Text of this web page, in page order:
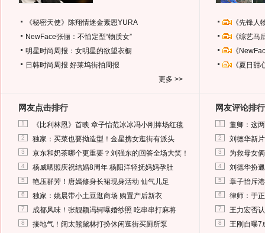
《秘密天使》陈翔情迷金素恩YURA
NewFace张俪：不怕定型“物质女”
明星时尚周报：女明星的欲望衣橱
日韩时尚周报 好莱坞街拍周报
更多 >>
《先锋
《综艺
《
《夏日
网友点击排行
1 《比利林恩》首映 章子怡范冰冰冯小刚捧场红毯
2 独家：买菜也要拗造型！金星携女逛街有派头
3 京东和奶茶哪个更重要？刘强东的回答全场大笑！
4 杨威晒照庆祝结婚8周年 杨阳洋轻抚妈妈孕肚
5 艳压群芳！唐嫣修身长裙现身活动 仙气儿足
6 独家：姚晨带小土豆逛商场 购置产后新衣
7 成都风味！张靓颖冯轲曝婚纱照 吃串串打麻将
8 接地气！阔太熊黛林打扮休闲逛街买厕所泵
网友评论排行
1 董卿：这
2 刘德华新
3 为救母女
4 刘德华扮
5 章子怡斥
6 律师：于
7 王力宏否
8 王刚自曝7